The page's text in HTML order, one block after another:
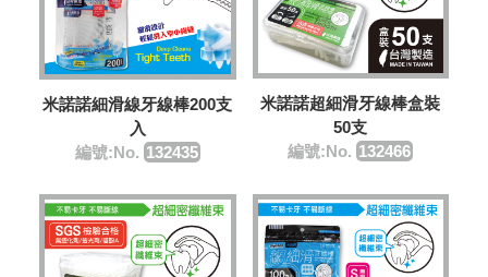
米諾諾細滑線牙線棒200支
入
編號:No. 132435
米諾諾超細滑牙線棒盒裝
50支
編號:No. 132466